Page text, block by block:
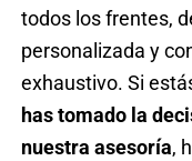
todos los frentes,
personalizada y
exhaustivo. Si
has tomado la
nuestra asesoría,